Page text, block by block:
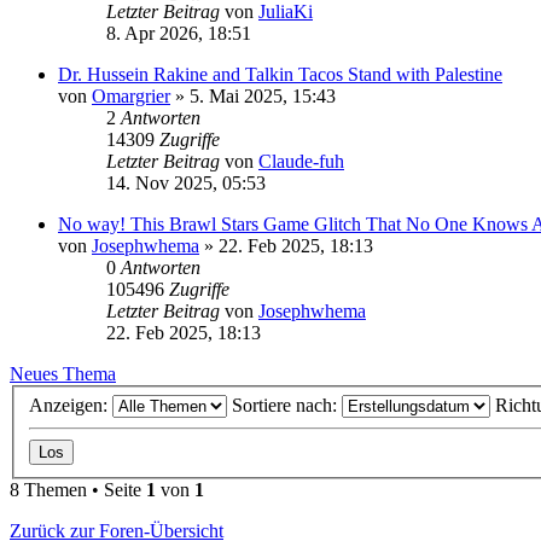
Letzter Beitrag von JuliaKi
8. Apr 2026, 18:51
Dr. Hussein Rakine and Talkin Tacos Stand with Palestine
von Omargrier» 5. Mai 2025, 15:43
2Antworten
14309 Zugriffe
Letzter Beitrag von Claude-fuh
14. Nov 2025, 05:53
No way! This Brawl Stars Game Glitch That No One Knows
von Josephwhema » 22. Feb 2025, 18:13
0Antworten
105496 Zugriffe
Letzter Beitrag von Josephwhema
22. Feb 2025, 18:13
Neues Thema
Anzeigen:
Sortiere nach:
8 Themen • Seite 1 von 1
Zurück zur Foren-Übersicht